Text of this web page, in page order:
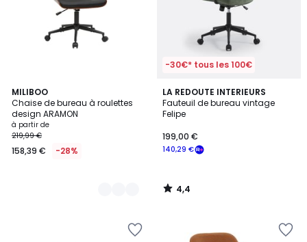
MILIBOO
Chaise de bureau à roulettes
design ARAMON
à partir de
219,99 €
158,39 € -28%
2
Couleurs
-30€* tous les 100€
LA REDOUTE INTERIEURS
Fauteuil de bureau vintage
Felipe
140,29 €
199,00 €
4,4
/ 5
4,4
/